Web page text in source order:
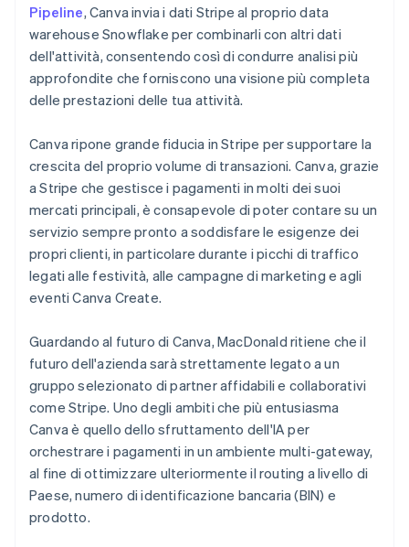
Pipeline, Canva invia i dati Stripe al proprio data
warehouse Snowflake per combinarli con altri dati
dell'attività, consentendo così di condurre analisi più
approfondite che forniscono una visione più completa
delle prestazioni delle tua attività.
Canva ripone grande fiducia in Stripe per supportare la
crescita del proprio volume di transazioni. Canva, grazie
a Stripe che gestisce i pagamenti in molti dei suoi
mercati principali, è consapevole di poter contare su un
servizio sempre pronto a soddisfare le esigenze dei
propri clienti, in particolare durante i picchi di traffico
legati alle festività, alle campagne di marketing e agli
eventi Canva Create.
Guardando al futuro di Canva, MacDonald ritiene che il
futuro dell'azienda sarà strettamente legato a un
gruppo selezionato di partner affidabili e collaborativi
come Stripe. Uno degli ambiti che più entusiasma
Canva è quello dello sfruttamento dell'IA per
orchestrare i pagamenti in un ambiente multi-gateway,
al fine di ottimizzare ulteriormente il routing a livello di
Paese, numero di identificazione bancaria (BIN) e
prodotto.